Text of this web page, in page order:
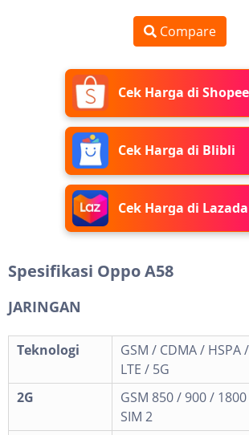
Compare
Cek Harga di Shopee
Cek Harga di Blibli
Cek Harga di Lazada
Spesifikasi Oppo A58
JARINGAN
Teknologi
GSM / CDMA / HSPA
LTE / 5G
2G
GSM 850 / 900 /
SIM 2